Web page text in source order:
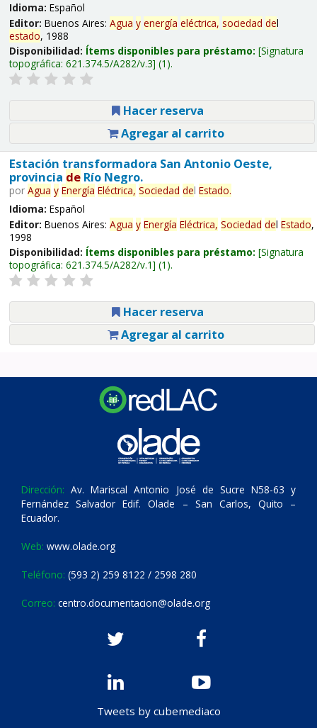
Idioma: Español
Editor: Buenos Aires: Agua y energía eléctrica, sociedad del
estado, 1988
Disponibilidad: Ítems disponibles para préstamo: Signatura
topográfica: 621.374.5/A282/v.3 (1).
Hacer reserva
Agregar al carrito
Estación transformadora San Antonio Oeste,
provincia deRío Negro.
por Agua y Energía Eléctrica, Sociedad del Estado.
Idioma: Español
Editor: Buenos Aires: Agua y Energía Eléctrica, Sociedad del Estado,
1998
Disponibilidad: Ítems disponibles para préstamo: Signatura
topográfica: 621.374.5/A282/v.1 (1).
Hacer reserva
Agregar al carrito
Dirección: Av. Mariscal Antonio José de Sucre N58-63 y
Fernández Salvador Edif. Olade – San Carlos, Quito –
Ecuador.
Web: www.olade.org
Teléfono: (593 2) 259 8122 / 2598 280
Correo: centro.documentacion@olade.org
Tweets by cubemediaco